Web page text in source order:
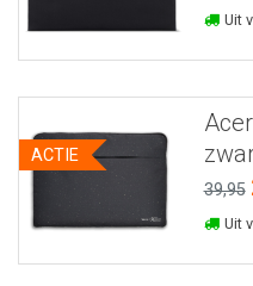
Uit
39,95
Uit
ACTIE